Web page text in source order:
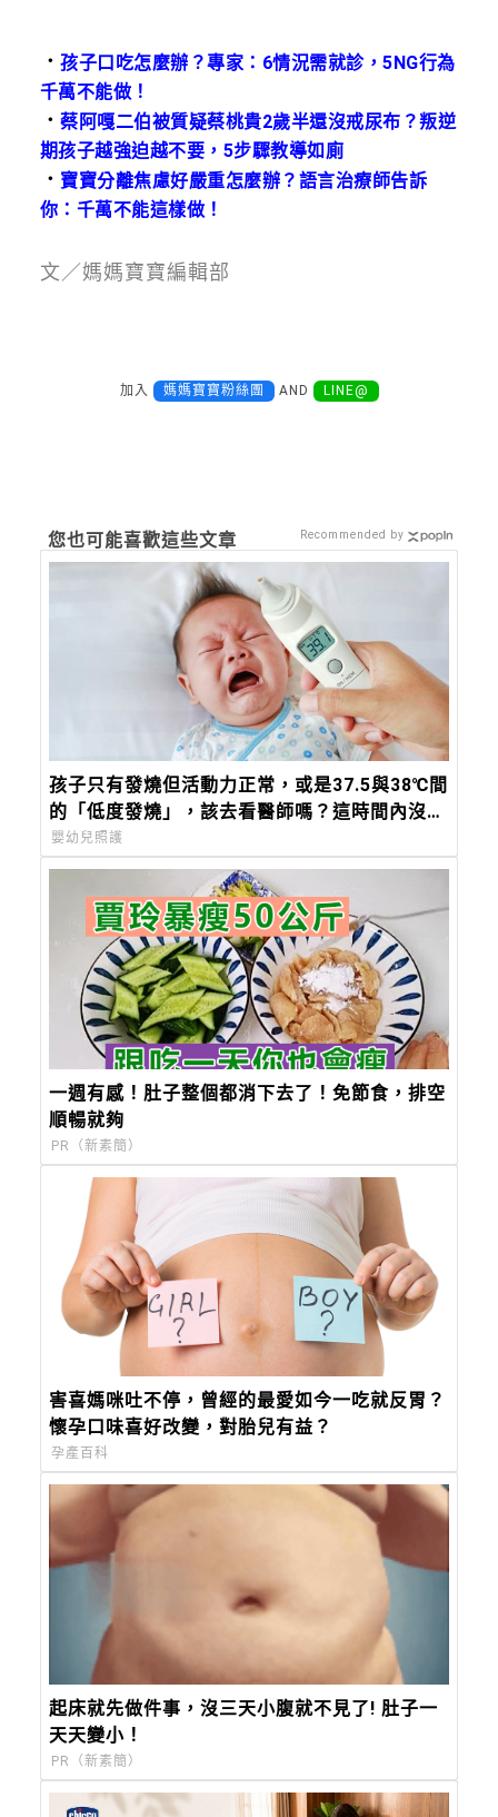
．孩子口吃怎麼辦？專家：6情況需就診，5NG行為
千萬不能做！
．蔡阿嘎二伯被質疑蔡桃貴2歲半還沒戒尿布？叛逆
期孩子越強迫越不要，5步驟教導如廁
． 寶寶分離焦慮好嚴重怎麼辦？語言治療師告訴
你：千萬不能這樣做！
文／媽媽寶寶編輯部
加入 媽媽寶寶粉絲團 AND LINE@
您也可能喜歡這些文章
孩子只有發燒但活動力正常，或是37.5與38℃間
的「低度發燒」，該去看醫師嗎？這時間內沒退
燒，必須就醫
嬰幼兒照護
一週有感！肚子整個都消下去了！免節食，排空
順暢就夠
PR（新素簡）
害喜媽咪吐不停，曾經的最愛如今一吃就反胃？
懷孕口味喜好改變，對胎兒有益？
孕產百科
起床就先做件事，沒三天小腹就不見了! 肚子一
天天變小！
PR（新素簡）
Recommended by